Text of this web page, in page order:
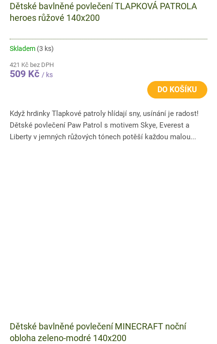
Dětské bavlněné povlečení TLAPKOVÁ PATROLA
heroes růžové 140x200
Skladem (3 ks)
421 Kč bez DPH
509 Kč / ks
DO KOŠÍKU
Když hrdinky Tlapkové patroly hlídají sny, usínání je radost!
Dětské povlečení Paw Patrol s motivem Skye, Everest a
Liberty v jemných růžových tónech potěší každou malou...
Dětské bavlněné povlečení MINECRAFT noční
obloha zeleno-modré 140x200